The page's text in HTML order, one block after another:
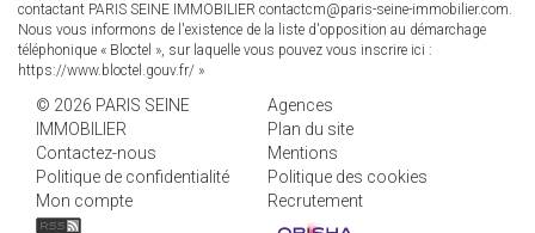
contactant PARIS SEINE IMMOBILIER contactcm@paris-seine-immobilier.com.
Nous vous informons de l'existence de la liste d'opposition au démarchage
téléphonique « Bloctel », sur laquelle vous pouvez vous inscrire ici :
https://www.bloctel.gouv.fr/ »
© 2026 PARIS SEINE
IMMOBILIER
Agences
Plan du site
Contactez-nous
Mentions
Politique de confidentialité
Politique des cookies
Mon compte
Recrutement